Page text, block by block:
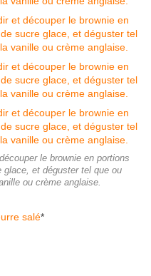
le brownie en portions
glace, et déguster tel que ou
ou crème anglaise.
*